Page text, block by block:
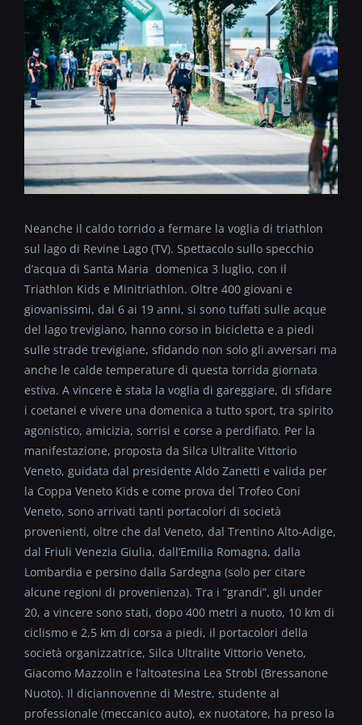
Neanche il caldo torrido a fermare la voglia di triathlon
sul lago di Revine Lago (TV). Spettacolo sullo specchio
d’acqua di Santa Maria domenica 3 luglio, con il
Triathlon Kids e Minitriathlon. Oltre 400 giovani e
giovanissimi, dai 6 ai 19 anni, si sono tuffati sulle acque
del lago trevigiano, hanno corso in bicicletta e a piedi
sulle strade trevigiane, sfidando non solo gli avversari ma
anche le calde temperature di questa torrida giornata
estiva. A vincere è stata la voglia di gareggiare, di sfidare
i coetanei e vivere una domenica a tutto sport, tra spirito
agonistico, amicizia, sorrisi e corse a perdifiato. Per la
manifestazione, proposta da Silca Ultralite Vittorio
Veneto, guidata dal presidente Aldo Zanetti e valida per
la Coppa Veneto Kids e come prova del Trofeo Coni
Veneto, sono arrivati tanti portacolori di società
provenienti, oltre che dal Veneto, dal Trentino Alto-Adige,
dal Friuli Venezia Giulia, dall’Emilia Romagna, dalla
Lombardia e persino dalla Sardegna (solo per citare
alcune regioni di provenienza). Tra i “grandi”, gli under
20, a vincere sono stati, dopo 400 metri a nuoto, 10 km di
ciclismo e 2,5 km di corsa a piedi, il portacolori della
società organizzatrice, Silca Ultralite Vittorio Veneto,
Giacomo Mazzolin e l’altoatesina Lea Strobl (Bressanone
Nuoto). Il diciannovenne di Mestre, studente al
professionale (meccanico auto), ex nuotatore, ha preso la